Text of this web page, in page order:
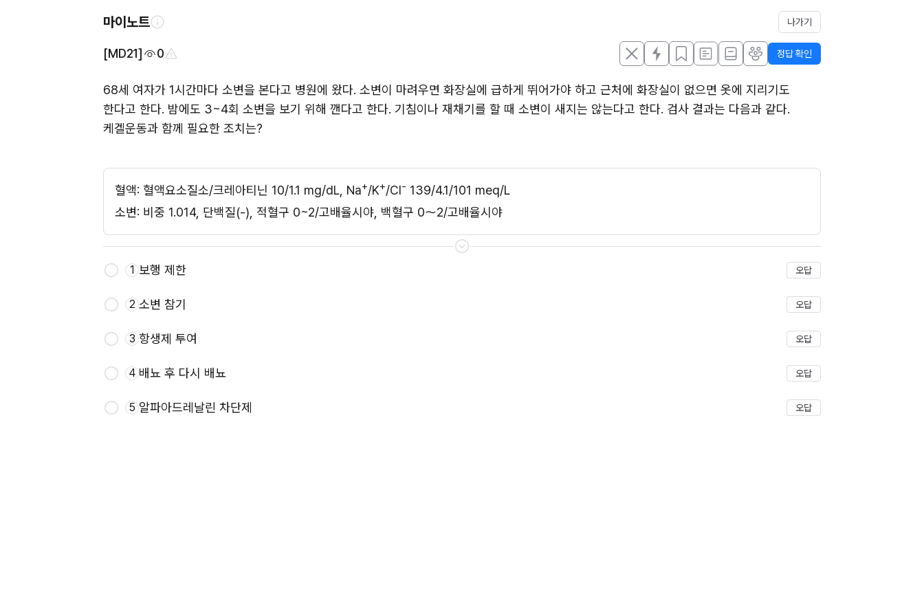
마이노트 나가기
[MD21] 0 정답 확인
68세 여자가 1시간마다 소변을 본다고 병원에 왔다. 소변이 마려우면 화장실에 급하게 뛰어가야 하고 근처에 화장실이 없으면 옷에 지리기도
한다고 한다. 밤에도 3~4회 소변을 보기 위해 깬다고 한다. 기침이나 재채기를 할 때 소변이 새지는 않는다고 한다. 검사 결과는 다음과 같다.
케겔운동과 함께 필요한 조치는?
혈액: 혈액요소질소/크레아티닌 10/1.1 mg/dL, Na+/K+/Cl- 139/4.1/101 meq/L
소변: 비중 1.014, 단백질(-), 적혈구 0~2/고배율시야, 백혈구 0～2/고배율시야
1 보행 제한 오답
2 소변 참기 오답
3 항생제 투여 오답
4 배뇨 후 다시 배뇨 오답
5 알파아드레날린 차단제 오답